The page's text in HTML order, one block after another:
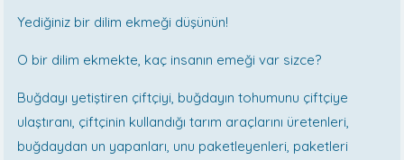
Yediğiniz bir dilim ekmeği düşünün!
O bir dilim ekmekte, kaç insanın emeği var sizce?
Buğdayı yetiştiren çiftçiyi, buğdayın tohumunu çiftçiye
ulaştıranı, çiftçinin kullandığı tarım araçlarını üretenleri,
buğdaydan un yapanları, unu paketleyenleri, paketleri